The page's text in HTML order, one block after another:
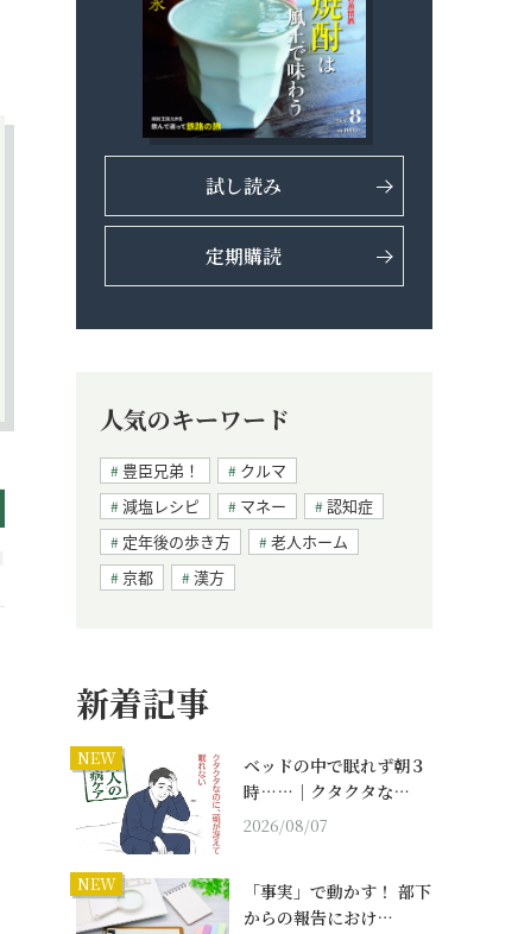
試し読み
定期購読
人気のキーワード
豊臣兄弟！
クルマ
減塩レシピ
マネー
認知症
定年後の歩き方
老人ホーム
京都
漢方
新着記事
NEW
ベッドの中で眠れず朝３
時……｜クタクタな…
2026/08/07
NEW
「事実」で動かす！ 部下
からの報告におけ…